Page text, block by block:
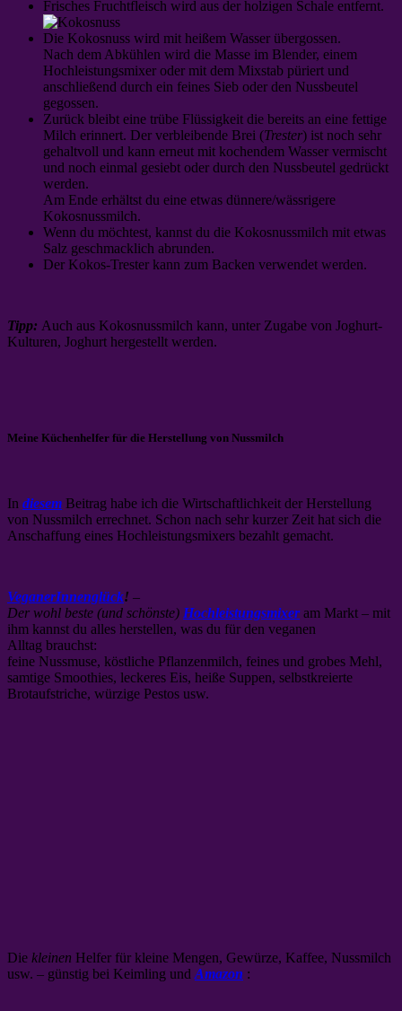
Frisches Fruchtfleisch wird aus der holzigen Schale entfernt.
Die Kokosnuss wird mit heißem Wasser übergossen.
Nach dem Abkühlen wird die Masse im Blender, einem
Hochleistungsmixer oder mit dem Mixstab püriert und
anschließend durch ein feines Sieb oder den Nussbeutel
gegossen.
Zurück bleibt eine trübe Flüssigkeit die bereits an eine fettige
Milch erinnert. Der verbleibende Brei (Trester) ist noch sehr
gehaltvoll und kann erneut mit kochendem Wasser vermischt
und noch einmal gesiebt oder durch den Nussbeutel gedrückt
werden.
Am Ende erhältst du eine etwas dünnere/wässrigere
Kokosnussmilch.
Wenn du möchtest, kannst du die Kokosnussmilch mit etwas
Salz geschmacklich abrunden.
Der Kokos-Trester kann zum Backen verwendet werden.
Tipp: Auch aus Kokosnussmilch kann, unter Zugabe von Joghurt-
Kulturen, Joghurt hergestellt werden.
Meine Küchenhelfer für die Herstellung von Nussmilch
In diesem Beitrag habe ich die Wirtschaftlichkeit der Herstellung
von Nussmilch errechnet. Schon nach sehr kurzer Zeit hat sich die
Anschaffung eines Hochleistungsmixers bezahlt gemacht.
VeganerInnenglück! –
Der wohl beste (und schönste) Hochleistungsmixer am Markt – mit
ihm kannst du alles herstellen, was du für den veganen
Alltag brauchst:
feine Nussmuse, köstliche Pflanzenmilch, feines und grobes Mehl,
samtige Smoothies, leckeres Eis, heiße Suppen, selbstkreierte
Brotaufstriche, würzige Pestos usw.
Die kleinen Helfer für kleine Mengen, Gewürze, Kaffee, Nussmilch
usw. – günstig bei Keimling und Amazon :